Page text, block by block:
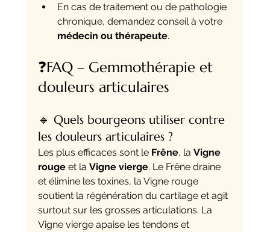
En cas de traitement ou de pathologie
chronique, demandez conseil à votre
médecin ou thérapeute.
❓FAQ – Gemmothérapie et
douleurs articulaires
🔹 Quels bourgeons utiliser contre
les douleurs articulaires ?
Les plus efficaces sont le Frêne, la Vigne
rouge et la Vigne vierge. Le Frêne draine
et élimine les toxines, la Vigne rouge
soutient la régénération du cartilage et agit
surtout sur les grosses articulations. La
Vigne vierge apaise les tendons et